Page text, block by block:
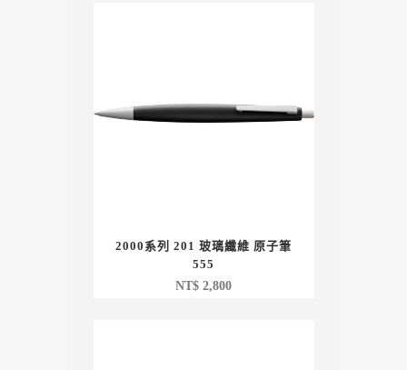
2000系列 201 玻璃纖維 原子筆
555
NT$ 2,800